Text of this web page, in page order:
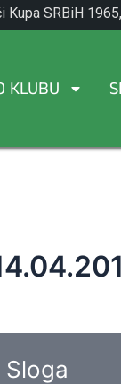
Kupa SRBiH
KLUBU
Sloga